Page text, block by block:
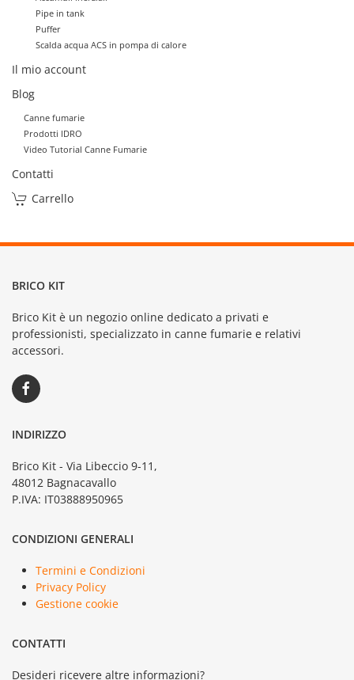
Pipe in tank
Puffer
Scalda acqua ACS in pompa di calore
Il mio account
Blog
Canne fumarie
Prodotti IDRO
Video Tutorial Canne Fumarie
Contatti
Carrello
BRICO KIT
Brico Kit è un negozio online dedicato a privati e
professionisti, specializzato in canne fumarie e relativi
accessori.
INDIRIZZO
Brico Kit - Via Libeccio 9-11,
48012 Bagnacavallo
P.IVA: IT03888950965
CONDIZIONI GENERALI
Termini e Condizioni
Privacy Policy
Gestione cookie
CONTATTI
Desideri ricevere altre informazioni?